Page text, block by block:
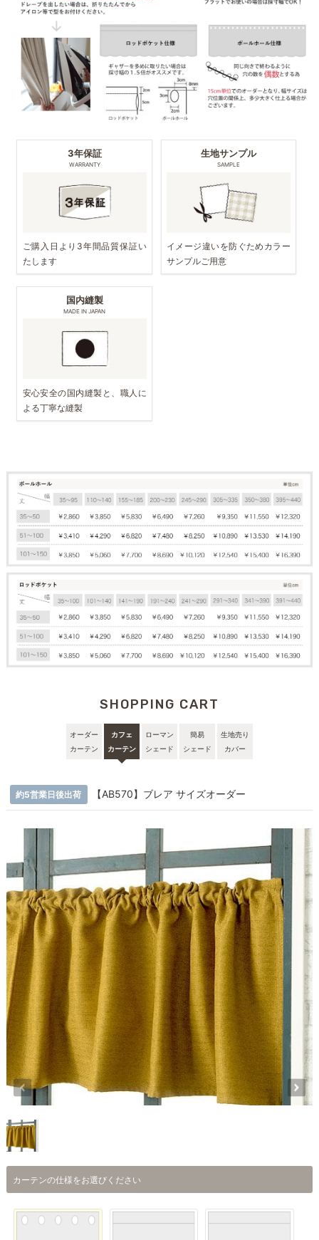
3年保証
WARRANTY
ご購入日より3年間品質保証い
たします
生地サンプル
SAMPLE
イメージ違いを防ぐためカラー
サンプルご用意
国内縫製
MADE IN JAPAN
安心安全の国内縫製と、職人に
よる丁寧な縫製
SHOPPING CART
オーダー
カーテン
カフェ
カーテン
ローマン
シェード
簡易
シェード
生地売り
カバー
約5営業日後出荷 【AB570】ブレア サイズオーダー
カーテンの仕様をお選びください